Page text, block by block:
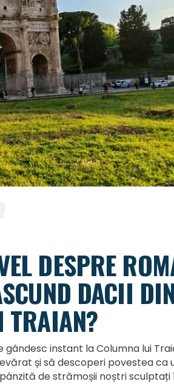
DESPRE
DACII
TRAIAN?
gândesc instant la Columna lui
și să descoperi povestea ca
de strămoșii noștri sculptați